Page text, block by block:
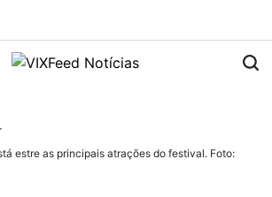
estre as principais atrações do festival. Foto: